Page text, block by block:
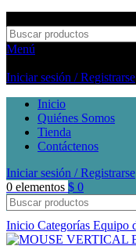
Menú
Iniciar sesión / Registrarse
Inicio
Quiénes Somos
Tienda
Contáctenos
Iniciar sesión / Registrarse
0 elementos $ 0
Inicio Categorías Equipo